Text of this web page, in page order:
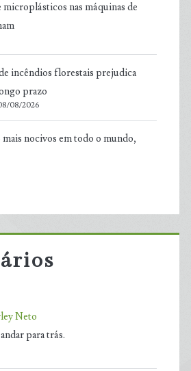
nas máquinas de
incêndios florestais prejudica
prazo
08/2026
nocivos em todo o mundo,
Neto
para trás.